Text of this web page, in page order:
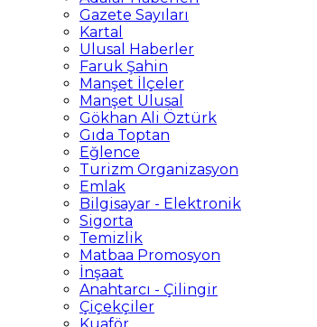
Gazete Sayıları
Kartal
Ulusal Haberler
Faruk Şahin
Manşet İlçeler
Manşet Ulusal
Gökhan Ali Öztürk
Gıda Toptan
Eğlence
Turizm Organizasyon
Emlak
Bilgisayar - Elektronik
Sigorta
Temizlik
Matbaa Promosyon
İnşaat
Anahtarcı - Çilingir
Çiçekçiler